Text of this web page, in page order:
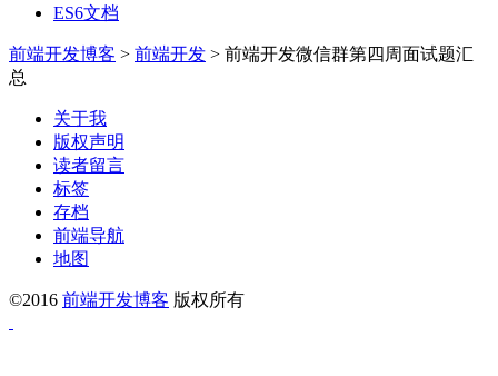
ES6文档
前端开发博客 > 前端开发 > 前端开发微信群第四周面试题汇
总
关于我
版权声明
读者留言
标签
存档
前端导航
地图
©2016 前端开发博客 版权所有